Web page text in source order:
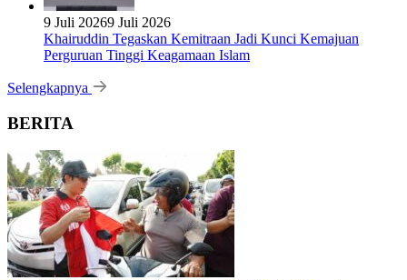
9 Juli 20269 Juli 2026
Khairuddin Tegaskan Kemitraan Jadi Kunci Kemajuan
Perguruan Tinggi Keagamaan Islam
Selengkapnya
BERITA